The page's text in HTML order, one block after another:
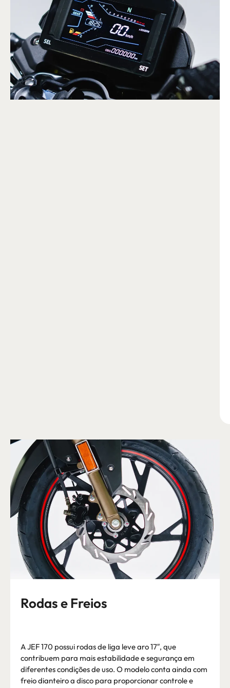
Rodas e Freios
A JEF 170 possui rodas de liga leve aro 17″, que
contribuem para mais estabilidade e segurança em
diferentes condições de uso. O modelo conta ainda com
freio dianteiro a disco para proporcionar controle e